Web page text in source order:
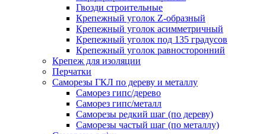
Гвозди строительные
Крепежный уголок Z-образный
Крепежный уголок асимметричный
Крепежный уголок под 135 градусов
Крепежный уголок равносторонний
Крепеж для изоляции
Перчатки
Саморезы ГКЛ по дереву и металлу
Саморез гипс/дерево
Саморез гипс/металл
Саморезы редкий шаг (по дереву)
Саморезы частый шаг (по металлу)